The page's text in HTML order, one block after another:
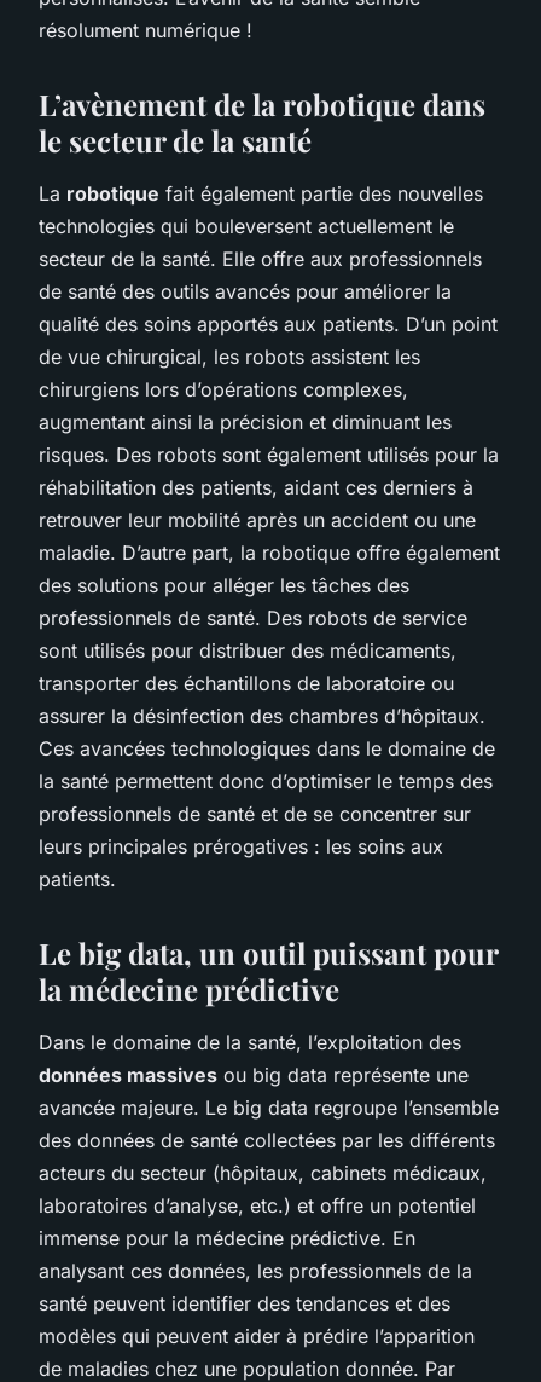
résolument numérique !
L’avènement de la robotique dans
le secteur de la santé
La robotique fait également partie des nouvelles
technologies qui bouleversent actuellement le
secteur de la santé. Elle offre aux professionnels
de santé des outils avancés pour améliorer la
qualité des soins apportés aux patients. D’un point
de vue chirurgical, les robots assistent les
chirurgiens lors d’opérations complexes,
augmentant ainsi la précision et diminuant les
risques. Des robots sont également utilisés pour la
réhabilitation des patients, aidant ces derniers à
retrouver leur mobilité après un accident ou une
maladie. D’autre part, la robotique offre également
des solutions pour alléger les tâches des
professionnels de santé. Des robots de service
sont utilisés pour distribuer des médicaments,
transporter des échantillons de laboratoire ou
assurer la désinfection des chambres d’hôpitaux.
Ces avancées technologiques dans le domaine de
la santé permettent donc d’optimiser le temps des
professionnels de santé et de se concentrer sur
leurs principales prérogatives : les soins aux
patients.
Le big data, un outil puissant pour
la médecine prédictive
Dans le domaine de la santé, l’exploitation des
données massives ou big data représente une
avancée majeure. Le big data regroupe l’ensemble
des données de santé collectées par les différents
acteurs du secteur (hôpitaux, cabinets médicaux,
laboratoires d’analyse, etc.) et offre un potentiel
immense pour la médecine prédictive. En
analysant ces données, les professionnels de la
santé peuvent identifier des tendances et des
modèles qui peuvent aider à prédire l’apparition
de maladies chez une population donnée. Par